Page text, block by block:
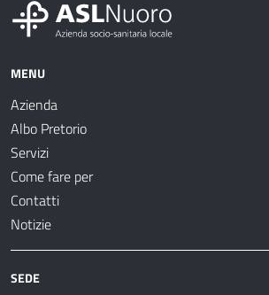
MENU
Azienda
Albo Pretorio
Servizi
Come fare per
Contatti
Notizie
SEDE